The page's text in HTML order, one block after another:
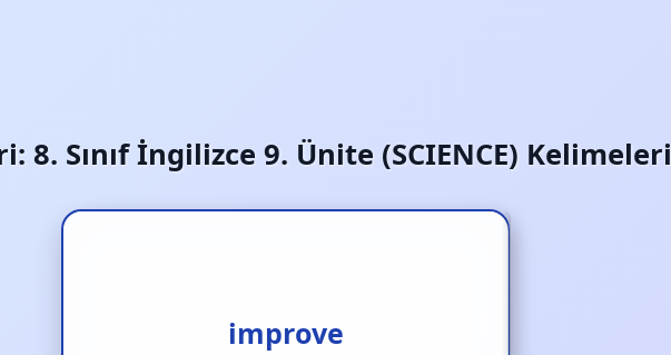
8. Sınıf İngilizce 9. Ünite (SCIENCE) Kelimeleri
improve
geliştirmek